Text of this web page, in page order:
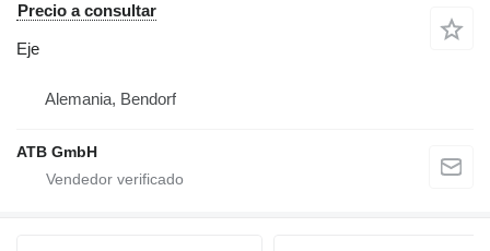
Precio a consultar
Eje
Alemania, Bendorf
ATB GmbH